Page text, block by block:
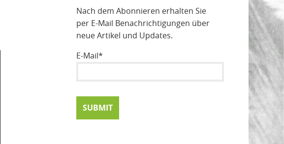
Nach dem Abonnieren erhalten Sie
per E-Mail Benachrichtigungen über
neue Artikel und Updates.
E-Mail*